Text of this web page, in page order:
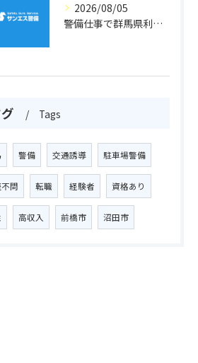
2026/08/05
警備仕事で群馬県利根郡片品村周辺の安心と働きやすさを両立するポイント
Tags
警備 交通誘導 駐車場警備
問 転職 経験者 資格あり
高収入 前橋市 沼田市